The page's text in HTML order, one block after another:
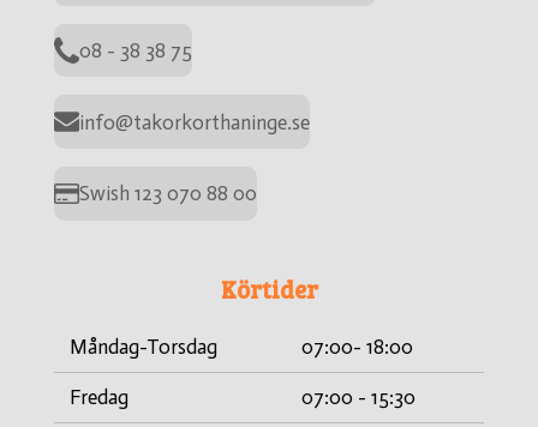
08 - 38 38 75
info@takorkorthaninge.se
Swish 123 070 88 00
Körtider
Måndag-Torsdag 07:00- 18:00
Fredag 07:00 - 15:30